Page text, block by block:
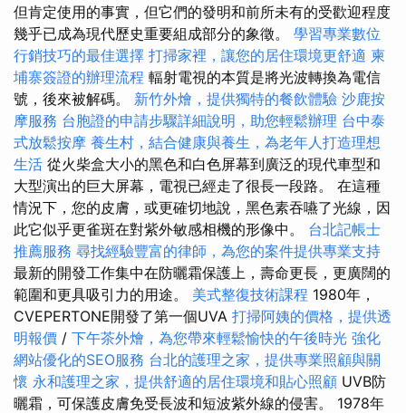
但肯定使用的事實，但它們的發明和前所未有的受歡迎程度
幾乎已成為現代歷史重要組成部分的象徵。 學習專業數位
行銷技巧的最佳選擇 打掃家裡，讓您的居住環境更舒適 柬
埔寨簽證的辦理流程 輻射電視的本質是將光波轉換為電信
號，後來被解碼。 新竹外燴，提供獨特的餐飲體驗 沙鹿按
摩服務 台胞證的申請步驟詳細說明，助您輕鬆辦理 台中泰
式放鬆按摩 養生村，結合健康與養生，為老年人打造理想
生活 從火柴盒大小的黑色和白色屏幕到廣泛的現代車型和
大型演出的巨大屏幕，電視已經走了很長一段路。 在這種
情況下，您的皮膚，或更確切地說，黑色素吞嚥了光線，因
此它似乎更雀斑在對紫外敏感相機的形像中。 台北記帳士
推薦服務 尋找經驗豐富的律師，為您的案件提供專業支持
最新的開發工作集中在防曬霜保護上，壽命更長，更廣闊的
範圍和更具吸引力的用途。 美式整復技術課程 1980年，
CVEPERTONE開發了第一個UVA 打掃阿姨的價格，提供透
明報價 / 下午茶外燴，為您帶來輕鬆愉快的午後時光 強化
網站優化的SEO服務 台北的護理之家，提供專業照顧與關
懷 永和護理之家，提供舒適的居住環境和貼心照顧 UVB防
曬霜，可保護皮膚免受長波和短波紫外線的侵害。 1978年